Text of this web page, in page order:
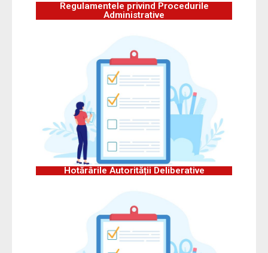
Regulamentele privind Procedurile
Administrative
Hotărârile Autorității Deliberative